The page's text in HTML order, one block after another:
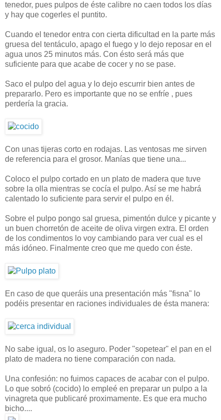
tenedor, pues pulpos de éste calibre no caen todos los días
y hay que cogerles el puntito.
Cuando el tenedor entra con cierta dificultad en la parte más
gruesa del tentáculo, apago el fuego y lo dejo reposar en el
agua unos 25 minutos más. Con ésto será más que
suficiente para que acabe de cocer y no se pase.
Saco el pulpo del agua y lo dejo escurrir bien antes de
prepararlo. Pero es importante que no se enfríe , pues
perdería la gracia.
Con unas tijeras corto en rodajas. Las ventosas me sirven
de referencia para el grosor. Manías que tiene una...
Coloco el pulpo cortado en un plato de madera que tuve
sobre la olla mientras se cocía el pulpo. Así se me habrá
calentado lo suficiente para servir el pulpo en él.
Sobre el pulpo pongo sal gruesa, pimentón dulce y picante y
un buen chorretón de aceite de oliva virgen extra. El orden
de los condimentos lo voy cambiando para ver cual es el
más idóneo. Finalmente creo que me quedo con éste.
En caso de que queráis una presentación más "fisna" lo
podéis presentar en raciones individuales de ésta manera:
No sabe igual, os lo aseguro. Poder "sopetear" el pan en el
plato de madera no tiene comparación con nada.
Una confesión: no fuimos capaces de acabar con el pulpo.
Lo que sobró (cocido) lo empleé en preparar un pulpo a la
vinagreta que publicaré proximamente. Es que era mucho
bicho....